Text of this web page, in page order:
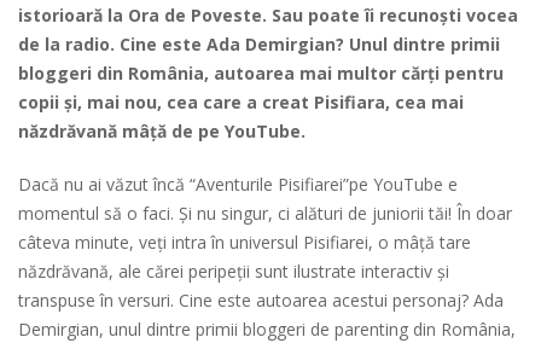
istorioară la Ora de Poveste. Sau poate îi recunoști vocea
de la radio. Cine este Ada Demirgian? Unul dintre primii
bloggeri din România, autoarea mai multor cărți pentru
copii și, mai nou, cea care a creat Pisifiara, cea mai
năzdrăvană mâță de pe YouTube.
Dacă nu ai văzut încă “Aventurile Pisifiarei”pe YouTube e
momentul să o faci. Și nu singur, ci alături de juniorii tăi! În doar
câteva minute, veți intra în universul Pisifiarei, o mâță tare
năzdrăvană, ale cărei peripeții sunt ilustrate interactiv și
transpuse în versuri. Cine este autoarea acestui personaj? Ada
Demirgian, unul dintre primii bloggeri de parenting din România,